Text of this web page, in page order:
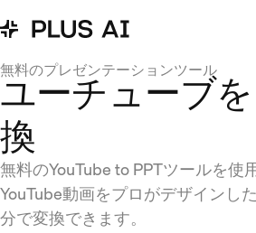
無料のプレゼンテーションツール
ユーチューブ
換
無料のYouTube to PPTツールを使
YouTube動画をプロがデザインし
分で変換できます。